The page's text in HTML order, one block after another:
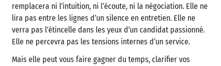
remplacera ni l’intuition, ni l’écoute, ni la négociation. Elle ne
lira pas entre les lignes d’un silence en entretien. Elle ne
verra pas l’étincelle dans les yeux d’un candidat passionné.
Elle ne percevra pas les tensions internes d’un service.
Mais elle peut vous faire gagner du temps, clarifier vos